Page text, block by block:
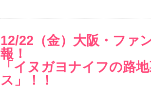
12/22（金）大阪・ファ
報！
「イヌガヨナイフの路
ス」！！